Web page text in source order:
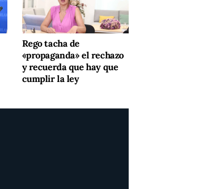
Rego tacha de
«propaganda» el rechazo
y recuerda que hay que
cumplir la ley